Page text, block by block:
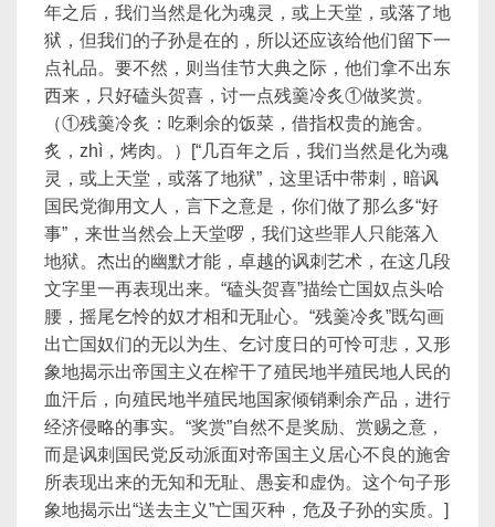
年之后，我们当然是化为魂灵，或上天堂，或落了地
狱，但我们的子孙是在的，所以还应该给他们留下一
点礼品。要不然，则当佳节大典之际，他们拿不出东
西来，只好磕头贺喜，讨一点残羹冷炙①做奖赏。
（①残羹冷炙：吃剩余的饭菜，借指权贵的施舍。
炙，zhì，烤肉。）[“几百年之后，我们当然是化为魂
灵，或上天堂，或落了地狱”，这里话中带刺，暗讽
国民党御用文人，言下之意是，你们做了那么多“好
事”，来世当然会上天堂啰，我们这些罪人只能落入
地狱。杰出的幽默才能，卓越的讽刺艺术，在这几段
文字里一再表现出来。“磕头贺喜”描绘亡国奴点头哈
腰，摇尾乞怜的奴才相和无耻心。“残羹冷炙”既勾画
出亡国奴们的无以为生、乞讨度日的可怜可悲，又形
象地揭示出帝国主义在榨干了殖民地半殖民地人民的
血汗后，向殖民地半殖民地国家倾销剩余产品，进行
经济侵略的事实。“奖赏”自然不是奖励、赏赐之意，
而是讽刺国民党反动派面对帝国主义居心不良的施舍
所表现出来的无知和无耻、愚妄和虚伪。这个句子形
象地揭示出“送去主义”亡国灭种，危及子孙的实质。]